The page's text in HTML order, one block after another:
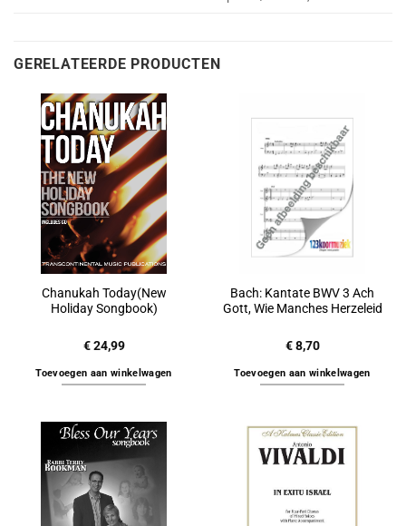
GERELATEERDE PRODUCTEN
Chanukah Today(New
Holiday Songbook)
€24,99
Toevoegen aan winkelwagen
Bach: Kantate BWV 3 Ach
Gott, Wie Manches Herzeleid
€8,70
Toevoegen aan winkelwagen